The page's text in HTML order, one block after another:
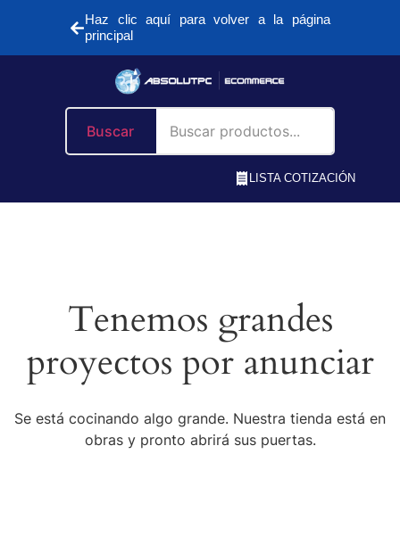
Haz clic aquí para volver a la página
principal
Buscar
LISTA COTIZACIÓN
Tenemos grandes
proyectos por anunciar
Se está cocinando algo grande. Nuestra tienda está en
obras y pronto abrirá sus puertas.